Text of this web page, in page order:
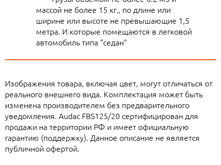
массой не более 15 кг., по длине или
ширине или высоте не превышающие 1,5
метра. И которые помещаются в легковой
автомобиль типа "седан"
Изображения товара, включая цвет, могут отличаться от
реального внешнего вида. Комплектация может быть
изменена производителем без предварительного
уведомления. Audac FBS125/20 сертифицирован для
продажи на территории РФ и имеет официальную
гарантию (поддержку). Данное описание не является
публичной офертой.